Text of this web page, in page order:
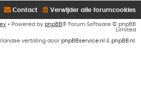
Verwijder alle forumcookies
Contact
• Powered by phpBB® Forum Software © phpBB
Limited
vertaling door phpBBservice.nl & phpBB.nl .